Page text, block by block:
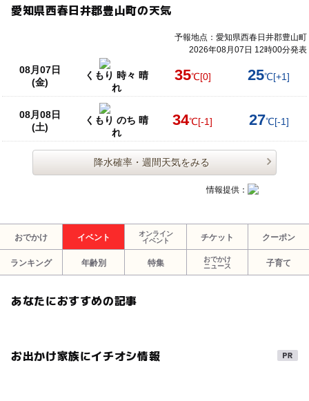
愛知県西春日井郡豊山町の天気
予報地点：愛知県西春日井郡豊山町
2026年08月07日 12時00分発表
08月07日
(金)
くもり 時々 晴
れ
35℃[0] 25℃[+1]
08月08日
(土)
くもり のち 晴
れ
34℃[-1] 27℃[-1]
降水確率・週間天気をみる
情報提供：
おでかけ イベント
オンライン
イベント
チケット クーポン
ランキング 年齢別 特集
おでかけ
ニュース
子育て
あなたにおすすめの記事
お出かけ家族にイチオシ情報